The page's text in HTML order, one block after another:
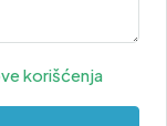
korišćenja